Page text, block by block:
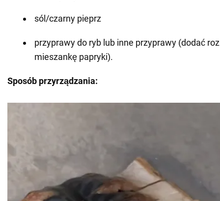
sól/czarny pieprz
przyprawy do ryb lub inne przyprawy (dodać
mieszankę papryki).
Sposób przyrządzania: